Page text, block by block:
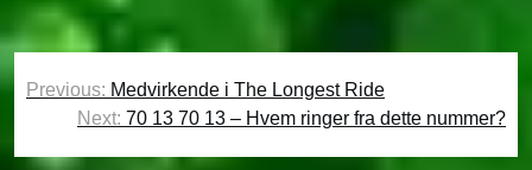
Indlægsnavigation
Previous: Medvirkende i The Longest Ride
Next: 70 13 70 13 – Hvem ringer fra dette nummer?